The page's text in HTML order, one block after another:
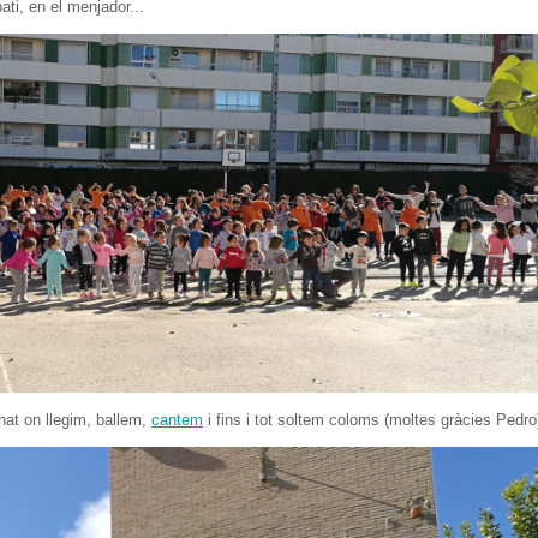
en el menjador...
on llegim, ballem, cantem i fins i tot soltem coloms (moltes gràcies